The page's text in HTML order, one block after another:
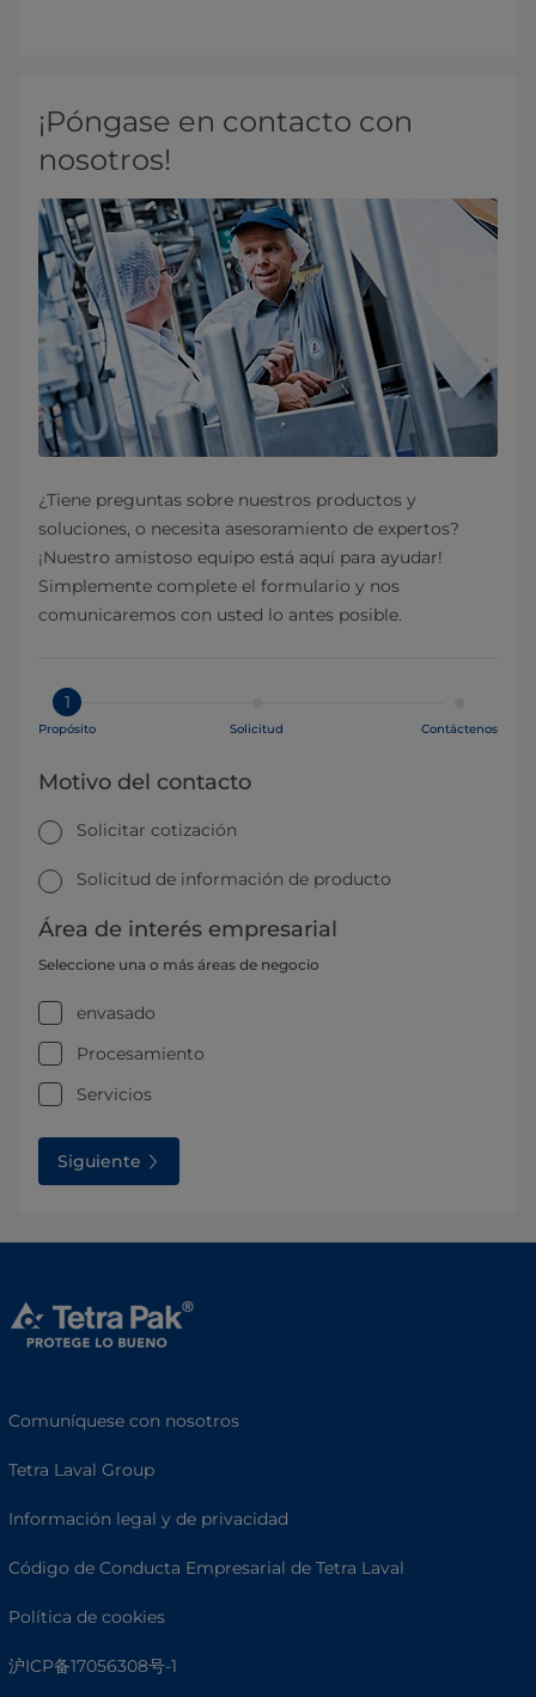
¡Póngase en contacto con
nosotros!
¿Tiene preguntas sobre nuestros productos y
soluciones, o necesita asesoramiento de expertos?
¡Nuestro amistoso equipo está aquí para ayudar!
Simplemente complete el formulario y nos
comunicaremos con usted lo antes posible.
1
Propósito Solicitud Contáctenos
Motivo del contacto
Solicitar cotización
Solicitud de información de producto
Área de interés empresarial
Seleccione una o más áreas de negocio
envasado
Procesamiento
Servicios
Siguiente
Comuníquese con nosotros
Tetra Laval Group
Información legal y de privacidad
Código de Conducta Empresarial de Tetra Laval
Política de cookies
沪ICP备17056308号-1